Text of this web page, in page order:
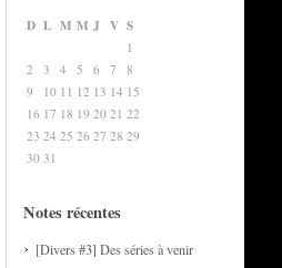
D L M M J V S
1
2
3 4 5 6 7
8
9
10 11 12 13 14 15
16 17 18 19 20 21 22
23 24 25 26 27 28 29
30 31
Notes récentes
[Divers #3] Des séries à venir